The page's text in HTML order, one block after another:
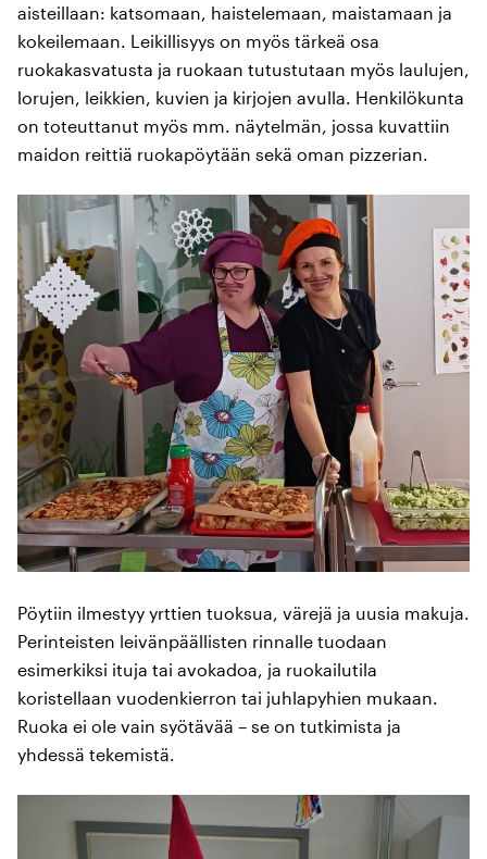
aisteillaan: katsomaan, haistelemaan, maistamaan ja
kokeilemaan. Leikillisyys on myös tärkeä osa
ruokakasvatusta ja ruokaan tutustutaan myös laulujen,
lorujen, leikkien, kuvien ja kirjojen avulla. Henkilökunta
on toteuttanut myös mm. näytelmän, jossa kuvattiin
maidon reittiä ruokapöytään sekä oman pizzerian.
Pöytiin ilmestyy yrttien tuoksua, värejä ja uusia makuja.
Perinteisten leivänpäällisten rinnalle tuodaan
esimerkiksi ituja tai avokadoa, ja ruokailutila
koristellaan vuodenkierron tai juhlapyhien mukaan.
Ruoka ei ole vain syötävää – se on tutkimista ja
yhdessä tekemistä.